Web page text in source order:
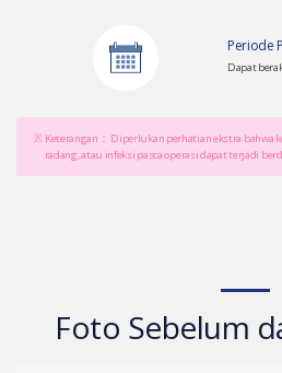
Periode
Dapat
※ Keterangan： Diperlukan perhatian ekstra bahwa
radang, atau infeksi pasca operasi dapat terjadi
Foto Sebelum